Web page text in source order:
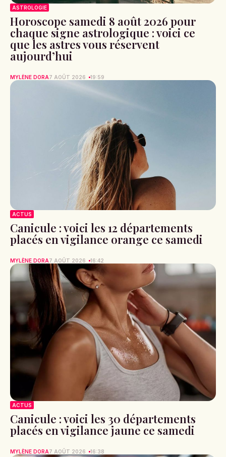
ASTROLOGIE
Horoscope samedi 8 août 2026 pour
chaque signe astrologique : voici ce
que les astres vous réservent
aujourd’hui
MYLÈNE DORA7 AOÛT 2026 19:59
ACTUS
Canicule : voici les 12 départements
placés en vigilance orange ce samedi
MYLÈNE DORA7 AOÛT 2026 16:42
ACTUS
Canicule : voici les 30 départements
placés en vigilance jaune ce samedi
MYLÈNE DORA7 AOÛT 2026 16:38